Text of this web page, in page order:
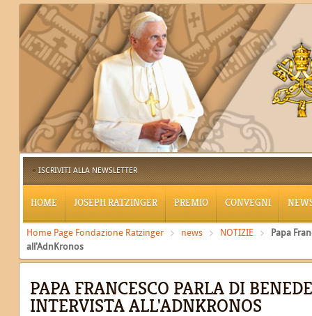
ISCRIVITI ALLA NEWSLETTER
HOME JOSEPH RATZINGER PREMIO CONVEGNI
Home Page Fondazione Ratzinger news NOTIZIE
Papa
all'AdnKronos
PAPA FRANCESCO PARLA DI
INTERVISTA ALL'ADNKRONOS